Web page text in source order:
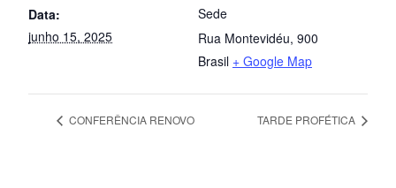
Data:
junho 15, 2025
Sede
Rua Montevidéu, 900
Brasil + Google Map
CONFERÊNCIA RENOVO TARDE PROFÉTICA